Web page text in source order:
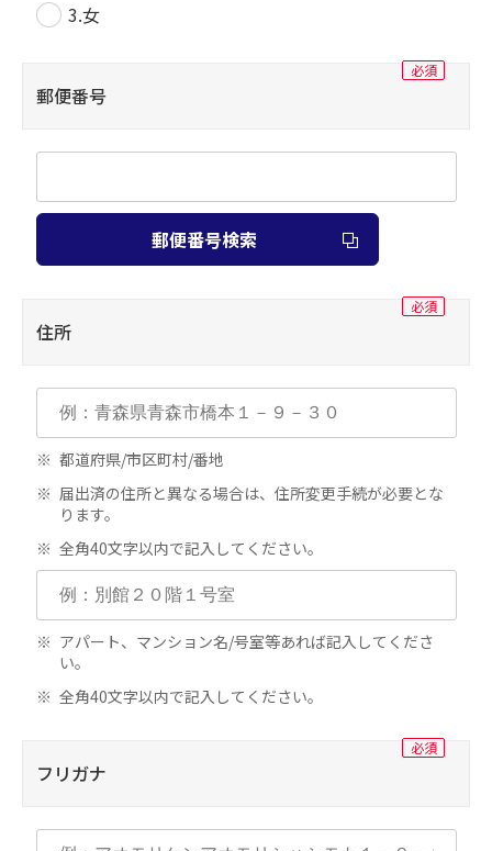
3.女
郵便番号
郵便番号検索
住所
都道府県/市区町村/番地
届出済の住所と異なる場合は、住所変更手続が必要とな
ります。
全角40文字以内で記入してください。
アパート、マンション名/号室等あれば記入してくださ
い。
全角40文字以内で記入してください。
フリガナ